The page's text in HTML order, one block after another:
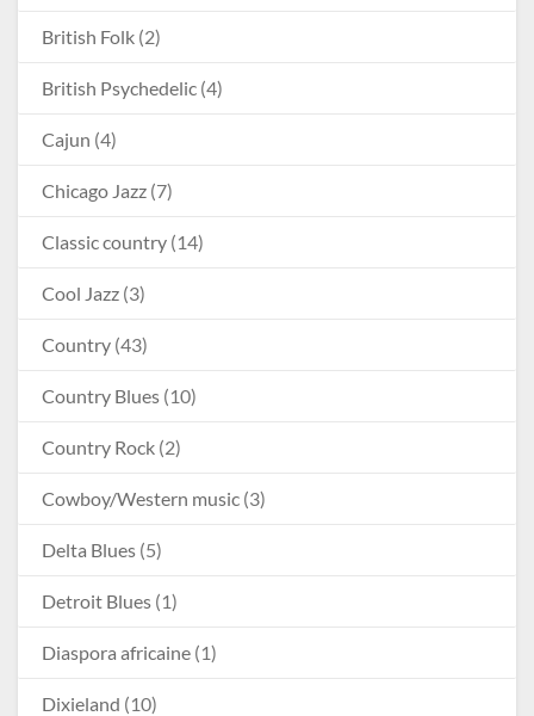
British Folk (2)
British Psychedelic (4)
Cajun (4)
Chicago Jazz (7)
Classic country (14)
Cool Jazz (3)
Country (43)
Country Blues (10)
Country Rock (2)
Cowboy/Western music (3)
Delta Blues (5)
Detroit Blues (1)
Diaspora africaine (1)
Dixieland (10)